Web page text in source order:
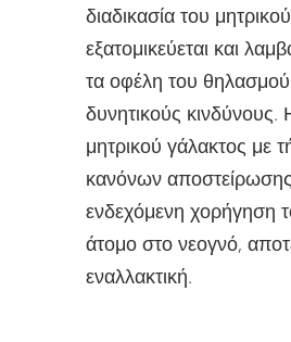
διαδικασία του
εξατομικεύεται και
τα οφέλη του θηλασμού
δυνητικούς κινδύνους.
μητρικού γάλακτος με
κανόνων
ενδεχόμενη χορήγηση
άτομο στο νεογνό,
εναλλακτική.